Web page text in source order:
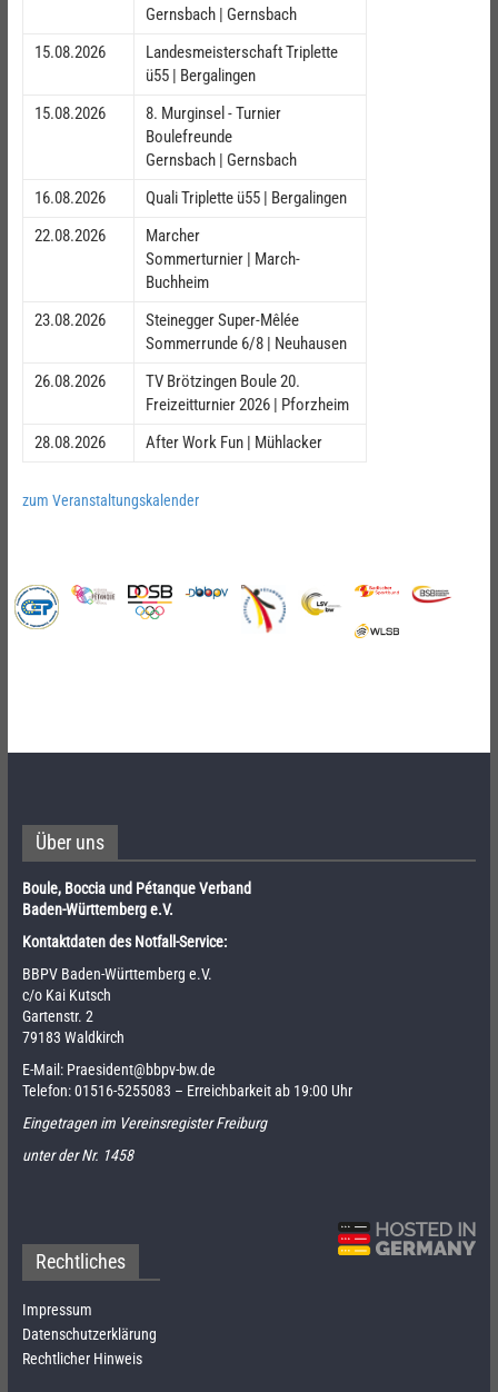
Gernsbach | Gernsbach
15.08.2026
Landesmeisterschaft Triplette
ü55 | Bergalingen
15.08.2026
8. Murginsel - Turnier
Boulefreunde
Gernsbach | Gernsbach
16.08.2026
Quali Triplette ü55 | Bergalingen
22.08.2026
Marcher
Sommerturnier | March-
Buchheim
23.08.2026
Steinegger Super-Mêlée
Sommerrunde 6/8 | Neuhausen
26.08.2026
TV Brötzingen Boule 20.
Freizeitturnier 2026 | Pforzheim
28.08.2026
After Work Fun | Mühlacker
zum Veranstaltungskalender
Über uns
Boule, Boccia und Pétanque Verband
Baden-Württemberg e.V.
Kontaktdaten des Notfall-Service:
BBPV Baden-Württemberg e.V.
c/o Kai Kutsch
Gartenstr. 2
79183 Waldkirch
E-Mail: Praesident@bbpv-bw.de
Telefon:01516-5255083 – Erreichbarkeit ab 19:00 Uhr
Eingetragen im Vereinsregister Freiburg
unter der Nr. 1458
Rechtliches
Impressum
Datenschutzerklärung
Rechtlicher Hinweis